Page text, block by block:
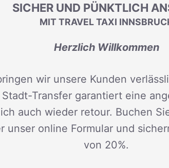
SICHER UND PÜNKTLICH
MIT TRAVEL TAXI
Herzlich Willkommen
wir unsere Kunden
Transfer garantiert eine
auch wieder retour. Buchen
unser online Formular und
von 20%.